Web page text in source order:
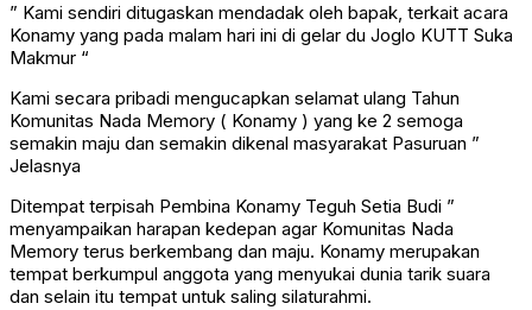
” Kami sendiri ditugaskan mendadak oleh bapak, terkait acara
Konamy yang pada malam hari ini di gelar du Joglo KUTT Suka
Makmur “
Kami secara pribadi mengucapkan selamat ulang Tahun
Komunitas Nada Memory ( Konamy ) yang ke 2 semoga
semakin maju dan semakin dikenal masyarakat Pasuruan ”
Jelasnya
Ditempat terpisah Pembina Konamy Teguh Setia Budi ”
menyampaikan harapan kedepan agar Komunitas Nada
Memory terus berkembang dan maju. Konamy merupakan
tempat berkumpul anggota yang menyukai dunia tarik suara
dan selain itu tempat untuk saling silaturahmi.